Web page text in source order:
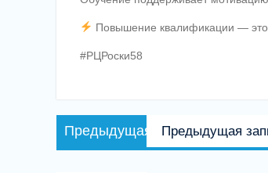
Повышение квалификации — это
#РЦРоски58
Навигация
по
Предыдущая
запись:
Предыдущая